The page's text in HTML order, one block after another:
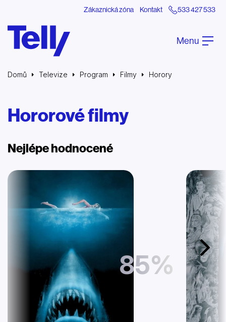
Zákaznická zóna Kontakt 533 427 533
Menu
Domů Televize Program Filmy Horory
Hororové filmy
Nejlépe hodnocené
Další
85%